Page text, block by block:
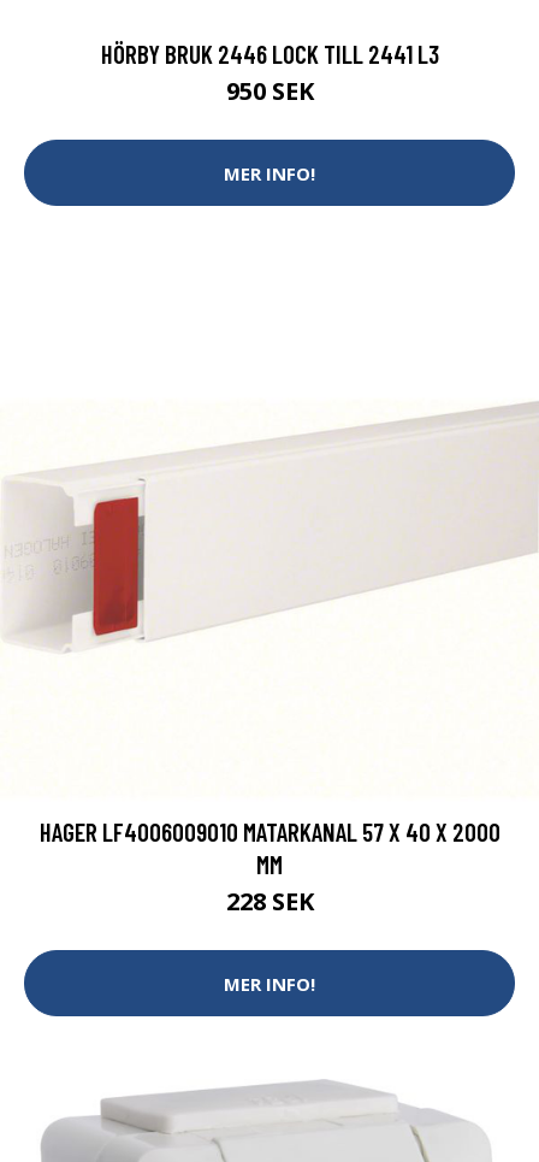
HÖRBY BRUK 2446 LOCK TILL 2441 L3
950 SEK
MER INFO!
HAGER LF4006009010 MATARKANAL 57 X 40 X 2000
MM
228 SEK
MER INFO!